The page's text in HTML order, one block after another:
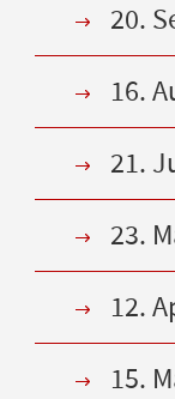
20.
16.
21.
23.
12.
15.